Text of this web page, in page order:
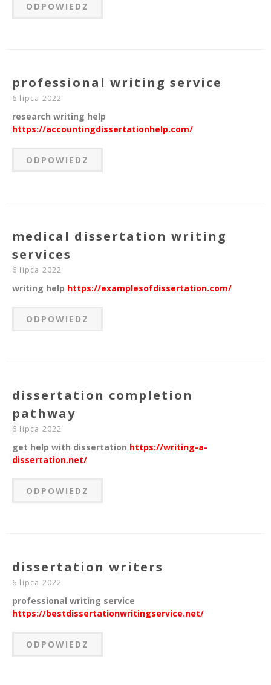
ODPOWIEDZ
professional writing service
6 lipca 2022
research writing help
https://accountingdissertationhelp.com/
ODPOWIEDZ
medical dissertation writing
services
6 lipca 2022
writing help https://examplesofdissertation.com/
ODPOWIEDZ
dissertation completion
pathway
6 lipca 2022
get help with dissertation https://writing-a-
dissertation.net/
ODPOWIEDZ
dissertation writers
6 lipca 2022
professional writing service
https://bestdissertationwritingservice.net/
ODPOWIEDZ